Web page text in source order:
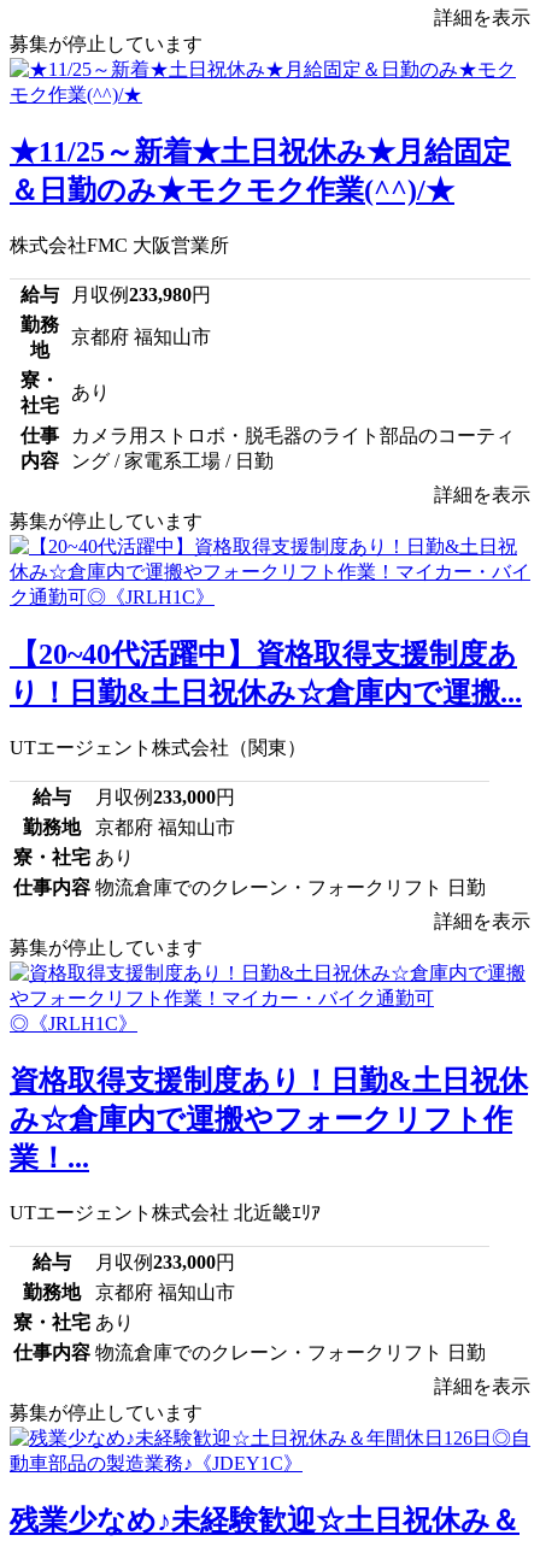
詳細を表示
募集が停止しています
★11/25～新着★土日祝休み★月給固定
＆日勤のみ★モクモク作業(^^)/★
株式会社FMC 大阪営業所
給与 月収例233,980円
勤務
地
京都府 福知山市
寮・
社宅
あり
仕事
内容
カメラ用ストロボ・脱毛器のライト部品のコーティ
ング / 家電系工場 / 日勤
詳細を表示
募集が停止しています
【20~40代活躍中】資格取得支援制度あ
り！日勤&土日祝休み☆倉庫内で運搬...
UTエージェント株式会社（関東）
給与 月収例233,000円
勤務地
京都府 福知山市
寮・社宅 あり
仕事内容 物流倉庫でのクレーン・フォークリフト 日勤
詳細を表示
募集が停止しています
資格取得支援制度あり！日勤&土日祝休
み☆倉庫内で運搬やフォークリフト作
業！...
UTエージェント株式会社 北近畿ｴﾘｱ
給与 月収例233,000円
勤務地
京都府 福知山市
寮・社宅 あり
仕事内容 物流倉庫でのクレーン・フォークリフト 日勤
詳細を表示
募集が停止しています
残業少なめ♪未経験歓迎☆土日祝休み＆